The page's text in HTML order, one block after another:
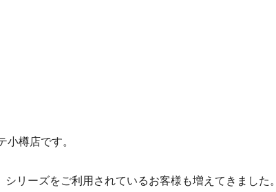
小樽店です。
リーズをご利用されているお客様も増えてきました。